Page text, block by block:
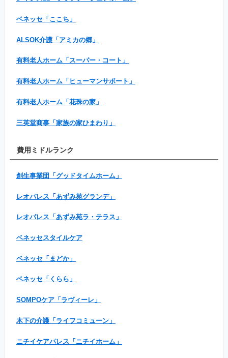
ベネッセ「ここち」
ALSOK介護「アミカの郷」
有料老人ホーム「スーパー・コート」
有料老人ホーム「ヒューマンサポート」
有料老人ホーム「花珠の家」
三英堂商事「家族の家ひまわり」
費用ミドルランク
創生事業団「グッドタイムホーム」
レオパレス「あずみ苑グランデ」
レオパレス「あずみ苑ラ・テラス」
ベネッセスタイルケア
ベネッセ「まどか」
ベネッセ「くらら」
SOMPOケア「ラヴィーレ」
木下の介護「ライフコミューン」
ニチイケアパレス「ニチイホーム」